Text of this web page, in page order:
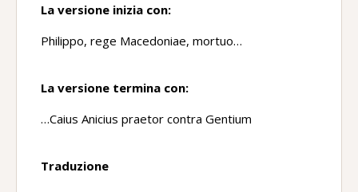
La versione inizia con:
Philippo, rege Macedoniae, mortuo…
La versione termina con:
…Caius Anicius praetor contra Gentium
Traduzione